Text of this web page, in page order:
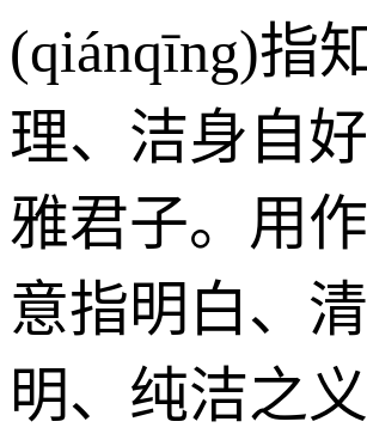
(qiánqīng)指
理、洁身自
雅君子。用
意指明白、
明、纯洁之